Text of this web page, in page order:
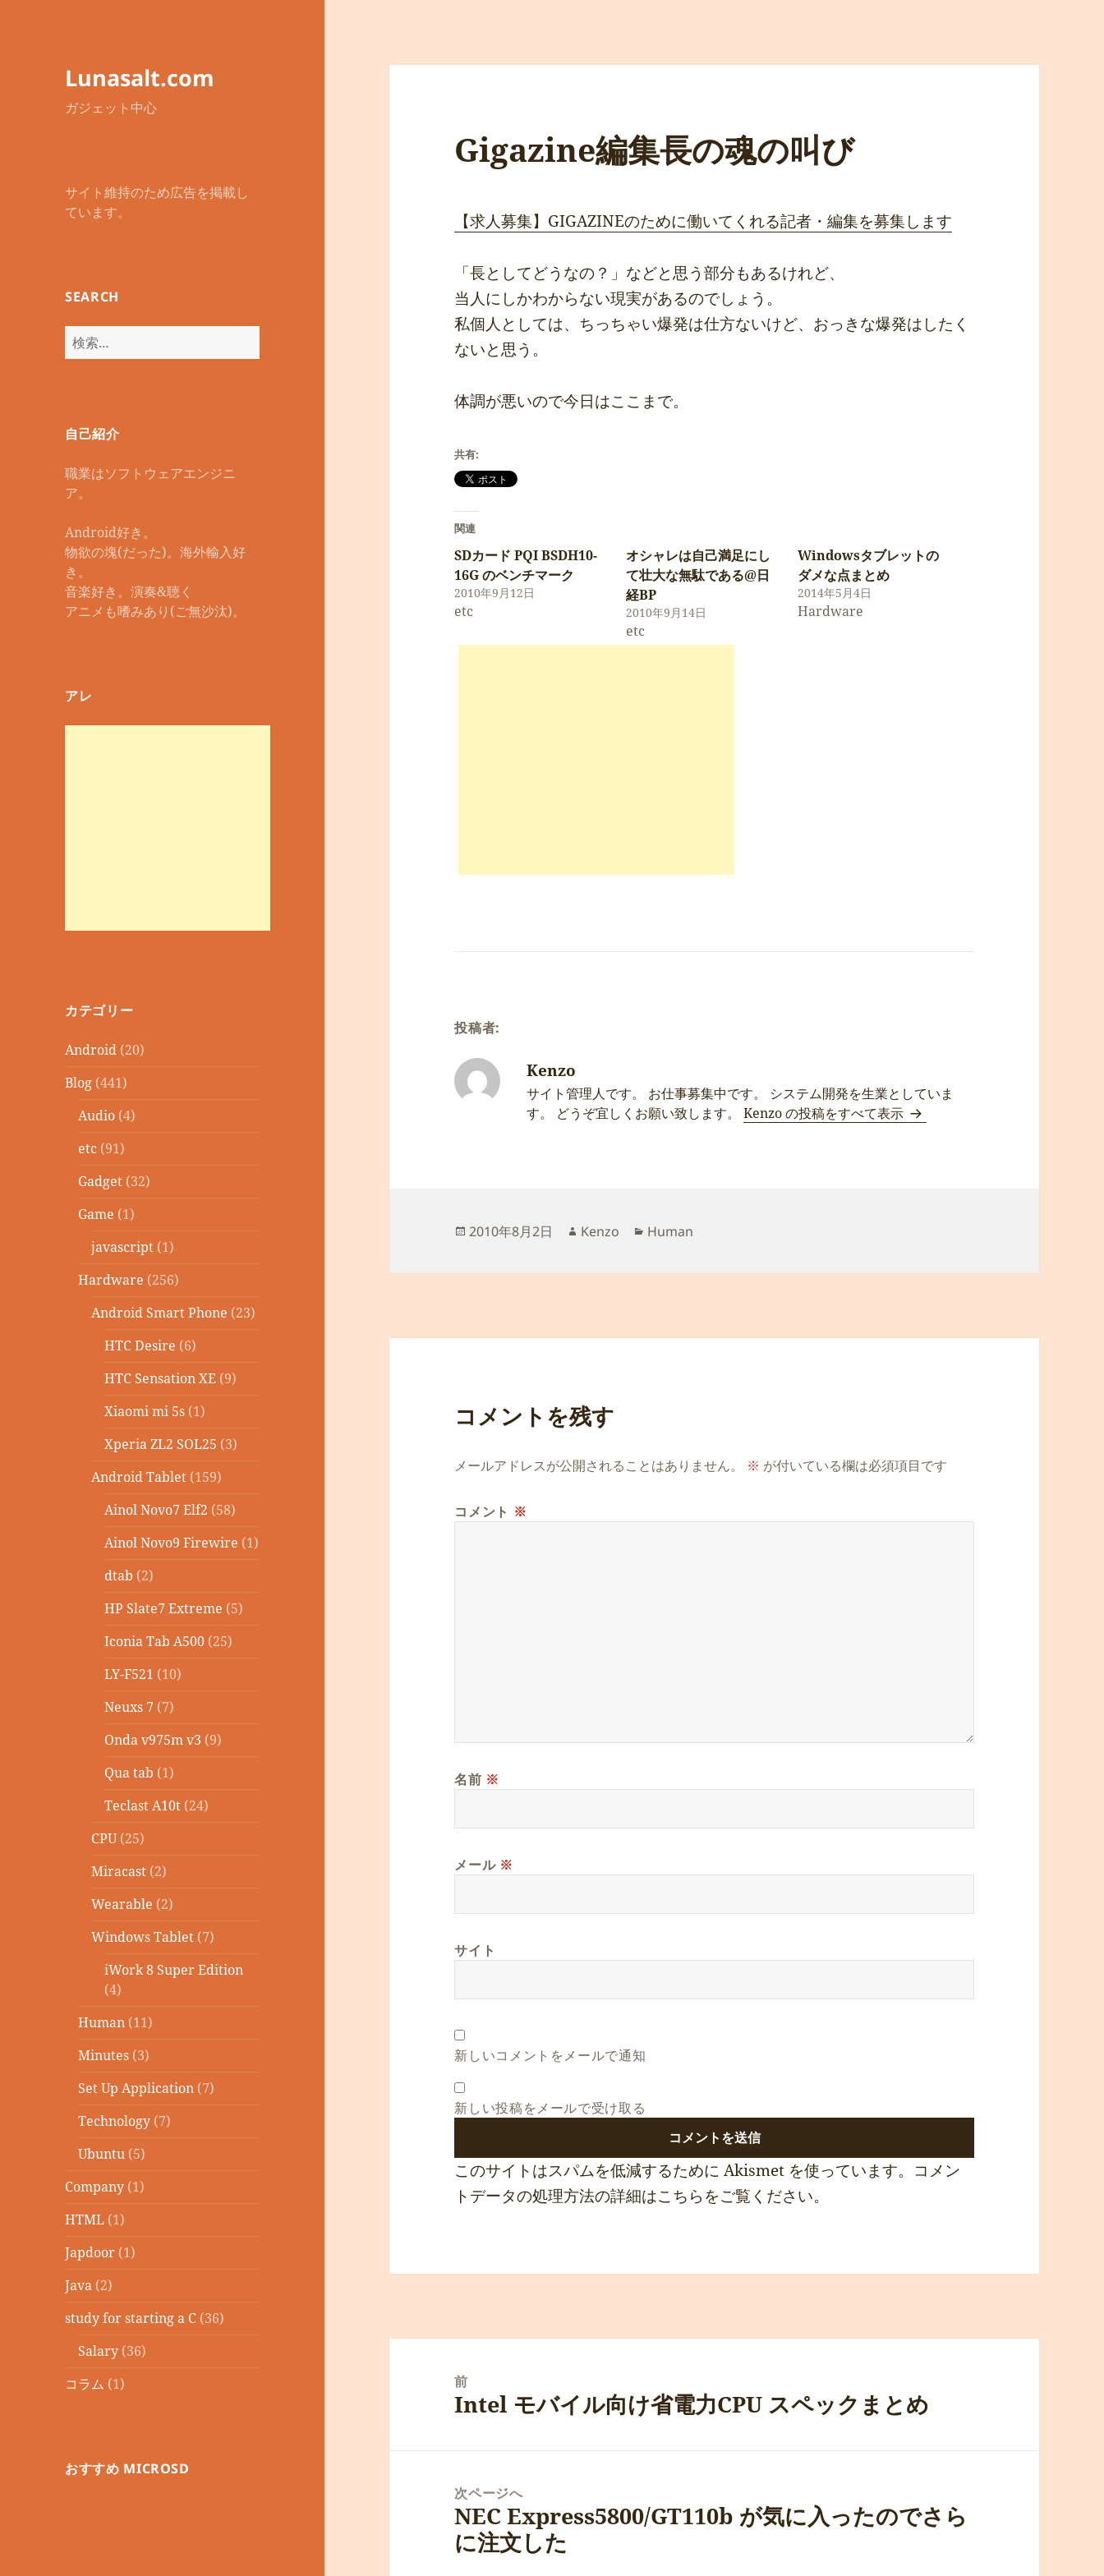
Lunasalt.com
ガジェット中心
サイト維持のため広告を掲載し
ています。
SEARCH
検
索:
自己紹介
職業はソフトウェアエンジニ
ア。
Android好き。
物欲の塊(だった)。海外輸入好
き。
音楽好き。演奏&聴く
アニメも嗜みあり(ご無沙汰)。
アレ
カテゴリー
Android (20)
Blog (441)
Audio (4)
etc (91)
Gadget (32)
Game (1)
javascript (1)
Hardware (256)
Android Smart Phone (23)
HTC Desire (6)
HTC Sensation XE (9)
Xiaomi mi 5s (1)
Xperia ZL2 SOL25 (3)
Android Tablet (159)
Ainol Novo7 Elf2 (58)
Ainol Novo9 Firewire (1)
dtab (2)
HP Slate7 Extreme (5)
Iconia Tab A500 (25)
LY-F521 (10)
Neuxs 7 (7)
Onda v975m v3 (9)
Qua tab (1)
Teclast A10t (24)
CPU(25)
Miracast (2)
Wearable (2)
Windows Tablet (7)
iWork 8 Super Edition
(4)
Human (11)
Minutes (3)
Set Up Application (7)
Technology (7)
Ubuntu (5)
Company (1)
HTML (1)
Japdoor (1)
Java (2)
study for starting a C (36)
Salary (36)
コラム (1)
おすすめ MICROSD
Gigazine編集長の魂の叫び
【求人募集】GIGAZINEのために働いてくれる記者・編集を募集します
「長としてどうなの？」などと思う部分もあるけれど、
当人にしかわからない現実があるのでしょう。
私個人としては、ちっちゃい爆発は仕方ないけど、おっきな爆発はしたく
ないと思う。
体調が悪いので今日はここまで。
共有:
関連
SDカード PQI BSDH10-
16G のベンチマーク
2010年9月12日
etc
オシャレは自己満足にし
て壮大な無駄である@日
経BP
2010年9月14日
etc
Windowsタブレットの
ダメな点まとめ
2014年5月4日
Hardware
投稿者:
Kenzo
サイト管理人です。 お仕事募集中です。 システム開発を生業としていま
す。 どうぞ宜しくお願い致します。Kenzo の投稿をすべて表示
投
日:
2010年8月2日
作
者
Kenzo
カ
ゴ
Human
コメントを残す
メールアドレスが公開されることはありません。 ※ が付いている欄は必須項目です
コメント ※
名前 ※
メール ※
サイト
新しいコメントをメールで通知
新しい投稿をメールで受け取る
このサイトはスパムを低減するために Akismet を使っています。
コメン
トデータの処理方法の詳細はこちらをご覧ください。
ゲ
前
前
投
Intel モバイル向け省電力CPU スペックまとめ
次ページへ
次
の
NEC Express5800/GT110b が気に入ったのでさら
に注文した